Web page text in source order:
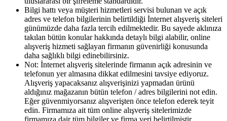
Bilgi hattı veya müşteri hizmetleri servisi bulunan ve açık
adres ve telefon bilgilerinin belirtildiği İnternet alışveriş siteleri
günümüzde daha fazla tercih edilmektedir. Bu sayede aklınıza
takılan bütün konular hakkında detaylı bilgi alabilir, online
alışveriş hizmeti sağlayan firmanın güvenirliği konusunda
daha sağlıklı bilgi edinebilirsiniz.
Not: İnternet alışveriş sitelerinde firmanın açık adresinin ve
telefonun yer almasına dikkat edilmesini tavsiye ediyoruz.
Alışveriş yapacaksanız alışverişinizi yapmadan ürünü
aldığınız mağazanın bütün telefon / adres bilgilerini not edin.
Eğer güvenmiyorsanız alışverişten önce telefon ederek teyit
edin. Firmamıza ait tüm online alışveriş sitelerimizde
firmamıza dair tüm bilgiler ve firma yeri belirtilmiştir.